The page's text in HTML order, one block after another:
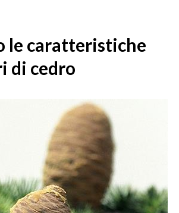
le caratteristiche
di cedro